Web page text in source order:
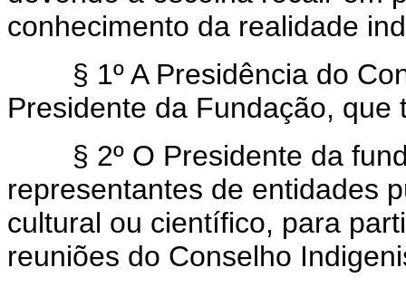
conhecimento da realidade
§ 1º A Presidência do
Presidente da Fundação,
§ 2º O Presidente da
representantes de entidades
cultural ou científico, para
reuniões do Conselho